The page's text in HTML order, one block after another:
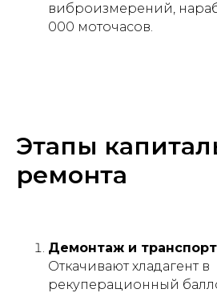
виброизмерений,
000 моточасов.
Этапы
ремонта
Демонтаж и
Откачивают хладагент в
рекуперационный